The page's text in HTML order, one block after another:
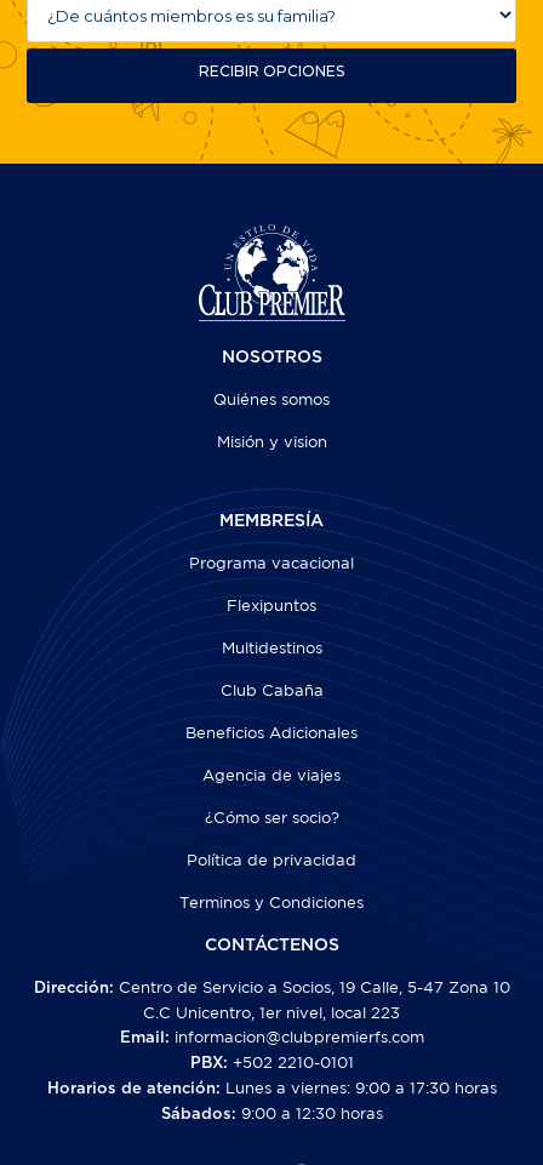
RECIBIR OPCIONES
NOSOTROS
Quiénes somos
Misión y vision
MEMBRESÍA
Programa vacacional
Flexipuntos
Multidestinos
Club Cabaña
Beneficios Adicionales
Agencia de viajes
¿Cómo ser socio?
Política de privacidad
Terminos y Condiciones
CONTÁCTENOS
Dirección: Centro de Servicio a Socios, 19 Calle, 5-47 Zona 10
C.C Unicentro, 1er nivel, local 223
Email: informacion@clubpremierfs.com
PBX: +502 2210-0101
Horarios de atención: Lunes a viernes: 9:00 a 17:30 horas
Sábados: 9:00 a 12:30 horas